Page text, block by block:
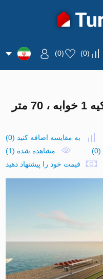
(
0
)
(
0
)
آپارتمان در ALANYA ، ترکیه 1 خوابه ، 70 متر
به مقایسه اضافه کنید (
0
)
(
0
)
مشاهده شده (1)
قیمت خود را پیشنهاد دهید